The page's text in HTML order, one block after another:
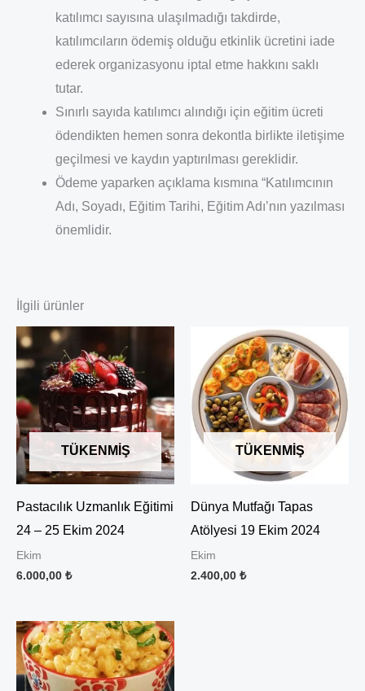
katılımcı sayısına ulaşılmadığı takdirde,
katılımcıların ödemiş olduğu etkinlik ücretini iade
ederek organizasyonu iptal etme hakkını saklı
tutar.
Sınırlı sayıda katılımcı alındığı için eğitim ücreti
ödendikten hemen sonra dekontla birlikte iletişime
geçilmesi ve kaydın yaptırılması gereklidir.
Ödeme yaparken açıklama kısmına “Katılımcının
Adı, Soyadı, Eğitim Tarihi, Eğitim Adı’nın yazılması
önemlidir.
İlgili ürünler
TÜKENMIŞ
Pastacılık Uzmanlık Eğitimi
24 – 25 Ekim 2024
Ekim
6.000,00 ₺
TÜKENMIŞ
Dünya Mutfağı Tapas
Atölyesi 19 Ekim 2024
Ekim
2.400,00 ₺